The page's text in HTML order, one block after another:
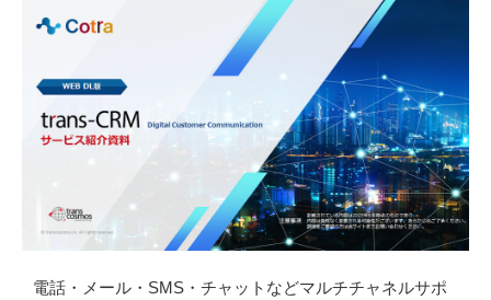
動画
電話・メール・SMS・チャットなどマルチチャネルサポ